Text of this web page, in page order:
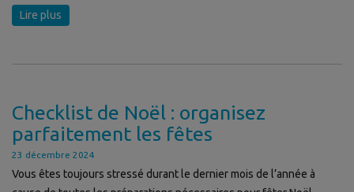
Lire plus
Checklist de Noël : organisez
parfaitement les fêtes
23 décembre 2024
Vous êtes toujours stressé durant le dernier mois de l’année à